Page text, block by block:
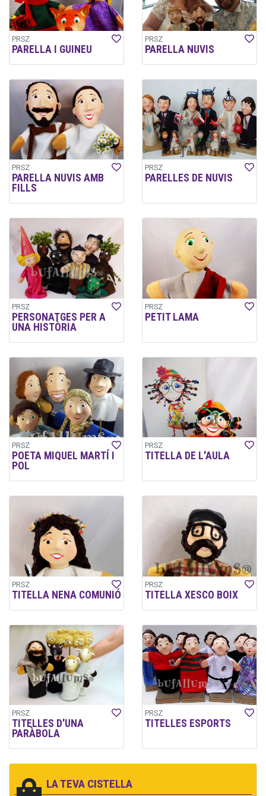
LA TEVA CISTELLA
PRSZ
PARELLA I GUINEU
PRSZ
PARELLA NUVIS
PRSZ
PARELLA NUVIS AMB
FILLS
PRSZ
PARELLES DE NUVIS
PRSZ
PERSONATGES PER A
UNA HISTÒRIA
PRSZ
PETIT LAMA
PRSZ
POETA MIQUEL MARTÍ I
POL
PRSZ
TITELLA DE L'AULA
PRSZ
TITELLA NENA COMUNIÓ
PRSZ
TITELLA XESCO BOIX
PRSZ
TITELLES D'UNA
PARÀBOLA
PRSZ
TITELLES ESPORTS